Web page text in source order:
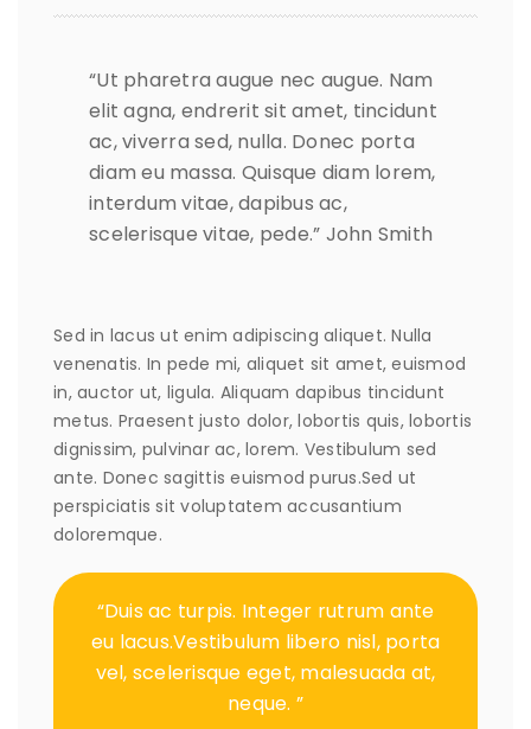
“Ut pharetra augue nec augue. Nam
elit agna, endrerit sit amet, tincidunt
ac, viverra sed, nulla. Donec porta
diam eu massa. Quisque diam lorem,
interdum vitae, dapibus ac,
scelerisque vitae, pede.” John Smith
Sed in lacus ut enim adipiscing aliquet. Nulla
venenatis. In pede mi, aliquet sit amet, euismod
in, auctor ut, ligula. Aliquam dapibus tincidunt
metus. Praesent justo dolor, lobortis quis, lobortis
dignissim, pulvinar ac, lorem. Vestibulum sed
ante. Donec sagittis euismod purus.Sed ut
perspiciatis sit voluptatem accusantium
doloremque.
“Duis ac turpis. Integer rutrum ante
eu lacus.Vestibulum libero nisl, porta
vel, scelerisque eget, malesuada at,
neque. ”